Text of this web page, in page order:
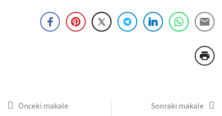
Önceki makale Sonraki makale